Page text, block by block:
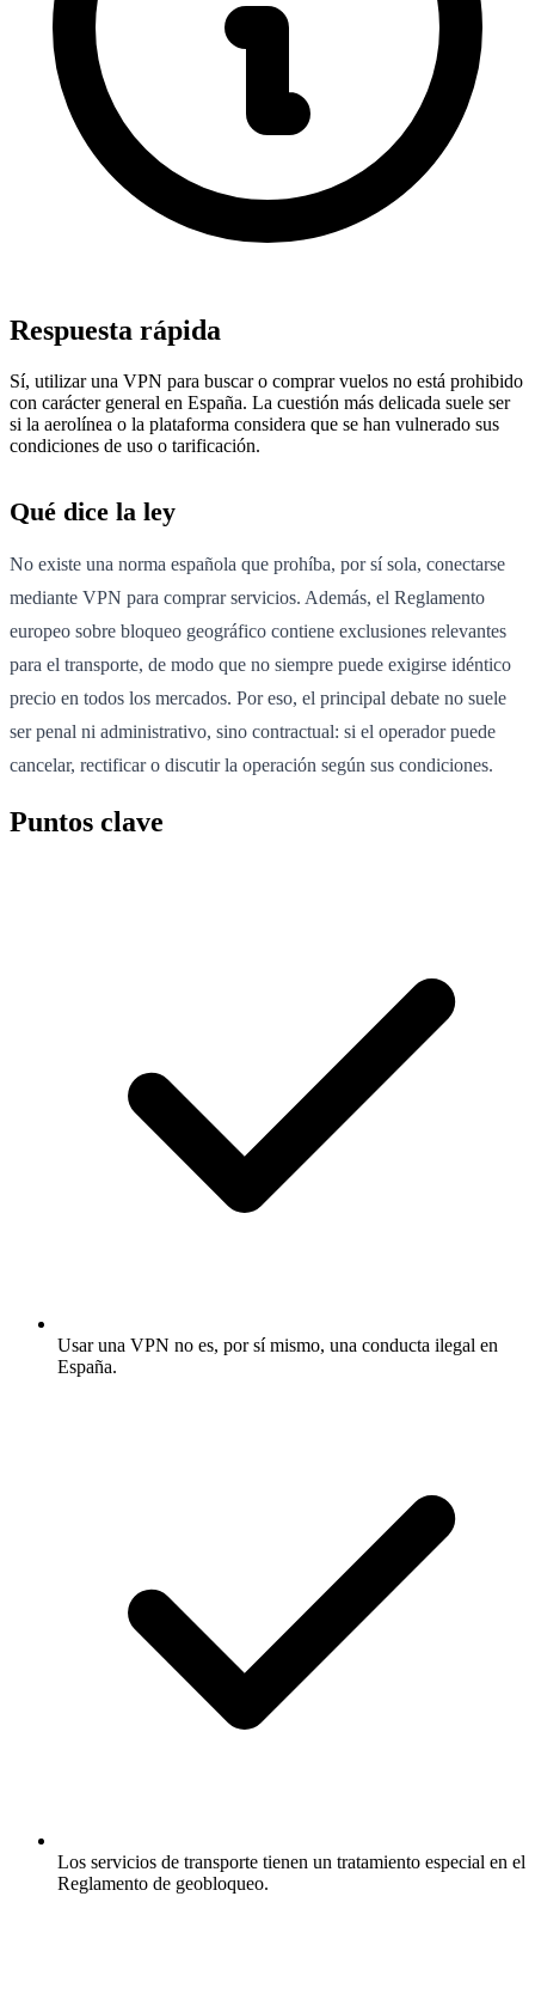
Respuesta rápida
Sí, utilizar una VPN para buscar o comprar vuelos no está prohibido
con carácter general en España. La cuestión más delicada suele ser
si la aerolínea o la plataforma considera que se han vulnerado sus
condiciones de uso o tarificación.
Qué dice la ley
No existe una norma española que prohíba, por sí sola, conectarse
mediante VPN para comprar servicios. Además, el Reglamento
europeo sobre bloqueo geográfico contiene exclusiones relevantes
para el transporte, de modo que no siempre puede exigirse idéntico
precio en todos los mercados. Por eso, el principal debate no suele
ser penal ni administrativo, sino contractual: si el operador puede
cancelar, rectificar o discutir la operación según sus condiciones.
Puntos clave
Usar una VPN no es, por sí mismo, una conducta ilegal en
España.
Los servicios de transporte tienen un tratamiento especial en el
Reglamento de geobloqueo.